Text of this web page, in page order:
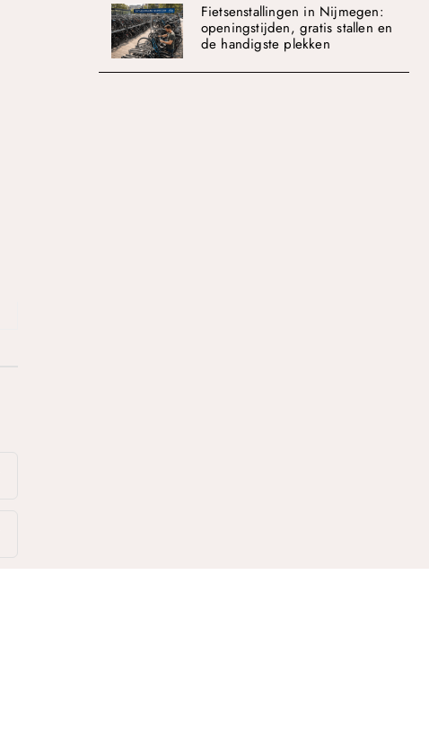
Fietsenstallingen in Nijmegen:
openingstijden, gratis stallen en
de handigste plekken